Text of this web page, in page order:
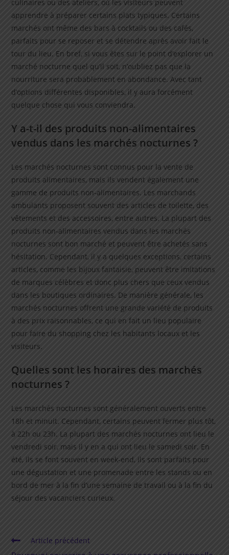
culinaires ou des ateliers, où les visiteurs peuvent
apprendre à préparer certains plats typiques. Certains
marchés ont même des bars à cocktails ou des cafés,
parfaits pour se reposer et se détendre après avoir fait le
tour du lieu. En bref, si vous êtes sur le point d’explorer un
marché nocturne quel qu’il soit, n’oubliez pas que la
nourriture sera probablement en abondance. Avec tant
d’options différentes disponibles, il y aura forcément
quelque chose qui vous conviendra.
Y a-t-il des produits non-alimentaires
vendus dans les marchés nocturnes ?
Les marchés nocturnes sont connus pour la vente de
produits alimentaires, mais ils vendent également une
gamme de produits non-alimentaires. Les marchands
ambulants proposent souvent des articles de toilette, des
vêtements et des accessoires, entre autres. La plupart des
produits non-alimentaires vendus dans les marchés
nocturnes sont bon marché et peuvent être achetés sans
hésitation. Cependant, il y a quelques exceptions, certains
articles, comme les bijoux fantaisie, peuvent être imitations
de marques célèbres et donc plus chers que ceux vendus
dans les boutiques ordinaires. De manière générale, les
marchés nocturnes offrent une grande variété de produits
à des prix raisonnables, ce qui en fait un lieu populaire
pour faire du shopping chez les habitants locaux et les
visiteurs.
Quelles sont les horaires des marchés
nocturnes ?
Les marchés nocturnes sont généralement ouverts entre
18h et minuit. Cependant, certains peuvent fermer plus tôt,
à 22h ou 23h. La plupart des marchés nocturnes ont lieu le
vendredi soir, mais il y en a qui ont lieu le samedi soir. En
été, ils se font souvent en week-end, ils sont parfaits pour
une dégustation et une promenade entre les stands ou en
bord de mer à la fin d’une semaine de travail ou à la fin du
séjour des vacanciers curieux.
Read
Article précédent